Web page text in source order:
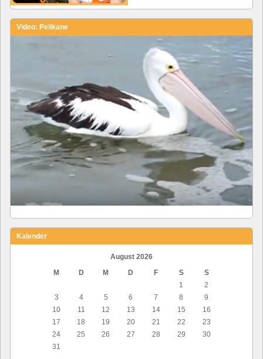
Video: Pelikane
Kalender
August 2026
M
D M D F S
S
1
2
3
4 5 6 7 8
9
10
11 12 13 14 15
16
17
18 19 20 21 22
23
24
25 26 27 28 29
30
31